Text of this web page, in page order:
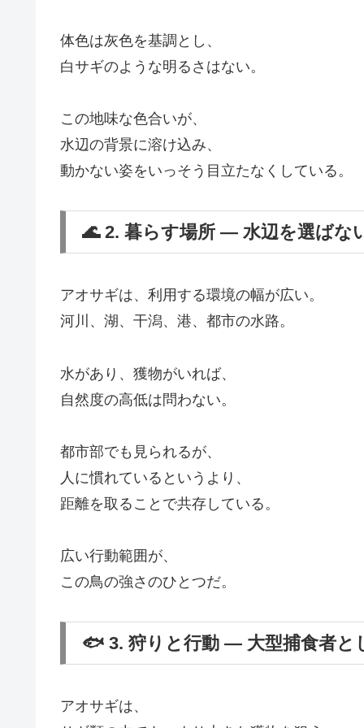
体色は灰色を基調とし、
白サギのような明るさはない。
この地味な色合いが、
水辺の背景に溶け込み、
動かない姿をいっそう目立たなくしている。
🌊 2. 暮らす場所 ― 水辺を選ばな
アオサギは、利用する環境の幅が広い。
河川、湖、干潟、港、都市の水路。
水があり、獲物がいれば、
自然度の高低は問わない。
都市部でも見られるが、
人に慣れているというより、
距離を取ることで共存している。
広い行動範囲が、
この鳥の強さのひとつだ。
🐟 3. 狩りと行動 ― 大型捕食者と
アオサギは、